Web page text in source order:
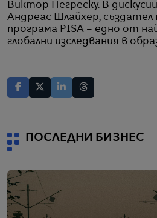
Виктор Негреску. В
Андреас Шлайхер,
програма PISA – едно от
глобални изследвания в
ПОСЛЕДНИ БИЗНЕС